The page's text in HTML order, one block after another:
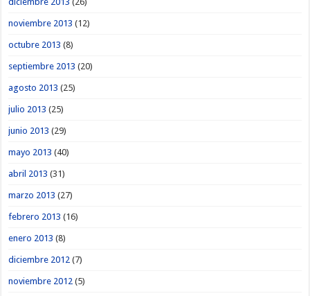
noviembre 2013 (12)
octubre 2013 (8)
septiembre 2013 (20)
agosto 2013 (25)
julio 2013 (25)
junio 2013 (29)
mayo 2013 (40)
abril 2013 (31)
marzo 2013 (27)
febrero 2013 (16)
enero 2013 (8)
diciembre 2012 (7)
noviembre 2012 (5)